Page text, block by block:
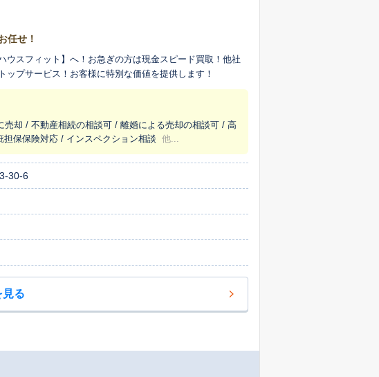
任せ！
スフィット】へ！お急ぎの方は現金スピード買取！他社
プサービス！お客様に特別な価値を提供します！
却 / 不動産相続の相談可 / 離婚による売却の相談可 / 高
保保険対応 / インスペクション相談 他...
30-6
見る